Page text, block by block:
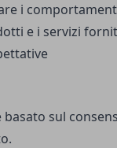
i
e i servizi
sul